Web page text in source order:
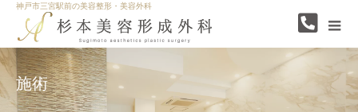
神戸市三宮駅前の美容整形・美容外科
施術